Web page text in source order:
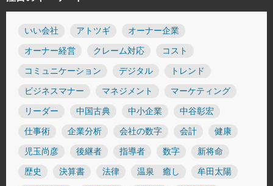
いい会社 アトツギ オーナー企業
オーナー経営 クレーム対応 コスト
コミュニケーション デジタル トレンド
ビジネスマナー マネジメント マーケティング
リーダー 中国古典 中小企業 中谷彰宏
仕事術 企業分析 会社の数字 会計 健康
児玉尚彦 後継者 指導者 数字 新将命
歴史 決算書 法律 温泉 癒し 牟田太陽